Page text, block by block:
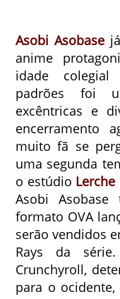
Asobi Asobase
anime
idade
padrões foi
excêntricas e
encerramento
muito fã se
uma segunda
o estúdio Lerche
Asobi
formato OVA
serão vendidos
Rays da
Crunchyroll,
para o